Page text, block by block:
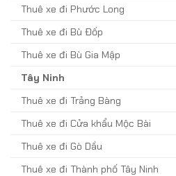
Thuê xe đi Phước Long
Thuê xe đi Bù Đốp
Thuê xe đi Bù Gia Mập
Tây Ninh
Thuê xe đi Trảng Bàng
Thuê xe đi Cửa khẩu Mộc Bài
Thuê xe đi Gò Dầu
Thuê xe đi Thành phố Tây Ninh